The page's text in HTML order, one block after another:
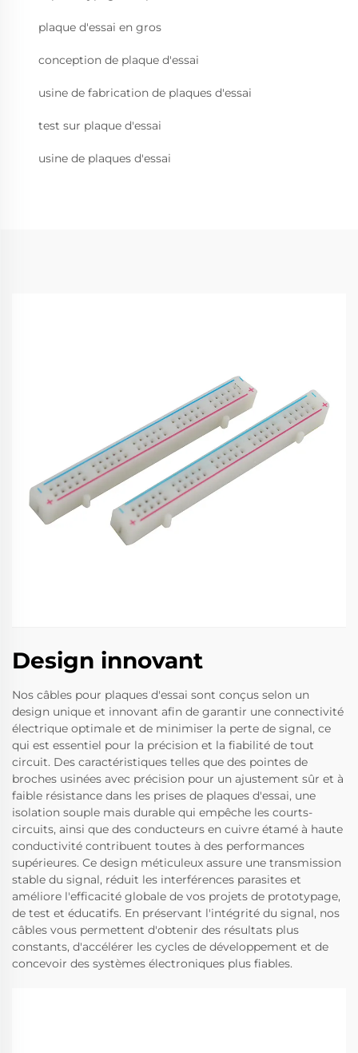
plaque d'essai en gros
conception de plaque d'essai
usine de fabrication de plaques d'essai
test sur plaque d'essai
usine de plaques d'essai
Design innovant
Nos câbles pour plaques d'essai sont conçus selon un
design unique et innovant afin de garantir une connectivité
électrique optimale et de minimiser la perte de signal, ce
qui est essentiel pour la précision et la fiabilité de tout
circuit. Des caractéristiques telles que des pointes de
broches usinées avec précision pour un ajustement sûr et à
faible résistance dans les prises de plaques d'essai, une
isolation souple mais durable qui empêche les courts-
circuits, ainsi que des conducteurs en cuivre étamé à haute
conductivité contribuent toutes à des performances
supérieures. Ce design méticuleux assure une transmission
stable du signal, réduit les interférences parasites et
améliore l'efficacité globale de vos projets de prototypage,
de test et éducatifs. En préservant l'intégrité du signal, nos
câbles vous permettent d'obtenir des résultats plus
constants, d'accélérer les cycles de développement et de
concevoir des systèmes électroniques plus fiables.